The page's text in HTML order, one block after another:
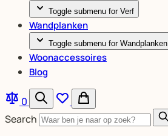
Toggle submenu for Verf
Wandplanken
Toggle submenu for Wandplanken
Woonaccessoires
Blog
0
Search